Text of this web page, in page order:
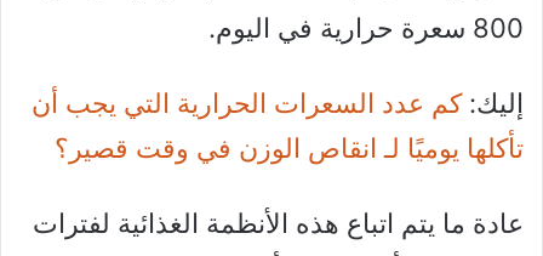
800 سعرة حرارية في اليوم.
إليك:كم عدد السعرات الحرارية التي يجب أن
تأكلها يوميًا لـ انقاص الوزن في وقت قصير؟
عادة ما يتم اتباع هذه الأنظمة الغذائية لفترات